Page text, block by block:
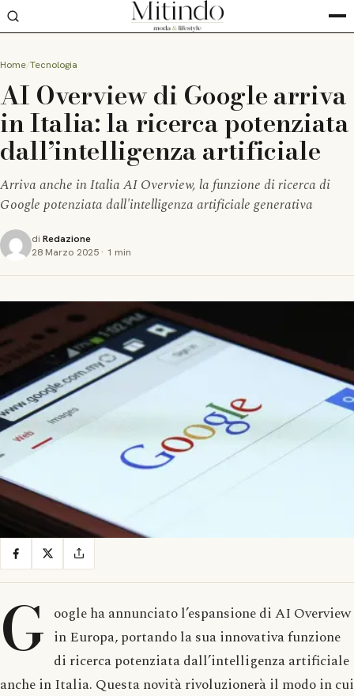
Home Tecnologia
AI Overview di Google arriva
in Italia: la ricerca potenziata
dall’intelligenza artificiale
Arriva anche in Italia AI Overview, la funzione di ricerca di
Google potenziata dall'intelligenza artificiale generativa
di Redazione
28 Marzo 2025 · 1 min
G oogle ha annunciato l’espansione di AI Overview
in Europa, portando la sua innovativa funzione
di ricerca potenziata dall’intelligenza artificiale
anche in Italia. Questa novità rivoluzionerà il modo in cui